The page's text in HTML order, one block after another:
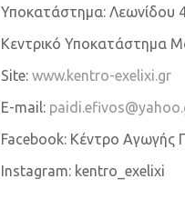
Υποκατάστημα: Λεωνίδου
Κεντρικό Υποκατάστημα
Site: www.kentro-exelixi.gr
E-mail:
Facebook: Κέντρο Αγωγής
Instagram: kentro_exelixi